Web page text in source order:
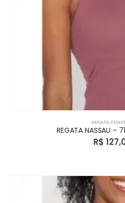
REGATA,
REGATA NASSAU –
R$